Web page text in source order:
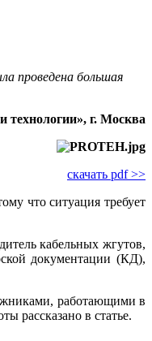
проведена большая
технологии», г. Москва
скачать pdf >>
что ситуация требует
кабельных жгутов,
документации (КД),
работающими в
рассказано в статье.